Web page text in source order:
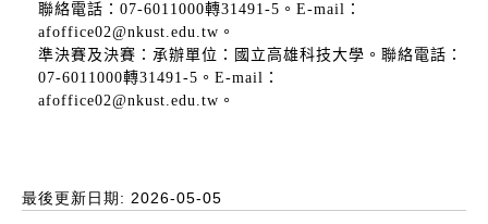
聯絡電話：07-6011000轉31491-5。E-mail：
afoffice02@nkust.edu.tw。
準決賽及決賽：承辦單位：國立高雄科技大學。聯絡電話：
07-6011000轉31491-5。E-mail：
afoffice02@nkust.edu.tw。
最後更新日期: 2026-05-05